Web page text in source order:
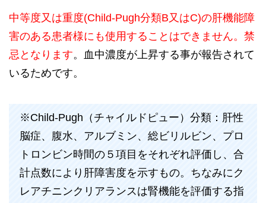
中等度又は重度(Child-Pugh分類B又はC)の肝機能障
害のある患者様にも使用することはできません。禁
忌となります。血中濃度が上昇する事が報告されて
いるためです。
※Child-Pugh（チャイルドピュー）分類：肝性
脳症、腹水、アルブミン、総ビリルビン、プロ
トロンビン時間の５項目をそれぞれ評価し、合
計点数により肝障害度を示すもの。ちなみにク
レアチニンクリアランスは腎機能を評価する指